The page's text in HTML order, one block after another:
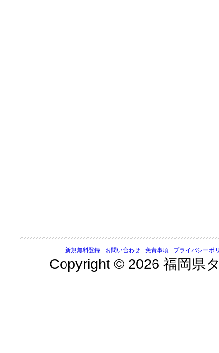
新規無料登録 お問い合わせ 免責事項 プライバシーポ
Copyright © 2026 福岡県